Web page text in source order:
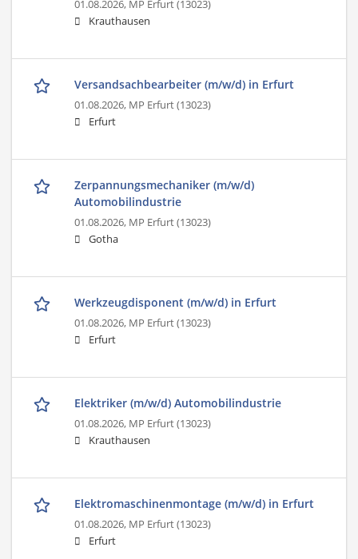
01.08.2026, MP Erfurt (13023)
Krauthausen
Versandsachbearbeiter (m/w/d) in Erfurt
01.08.2026, MP Erfurt (13023)
Erfurt
Zerpannungsmechaniker (m/w/d)
Automobilindustrie
01.08.2026, MP Erfurt (13023)
Gotha
Werkzeugdisponent (m/w/d) in Erfurt
01.08.2026, MP Erfurt (13023)
Erfurt
Elektriker (m/w/d) Automobilindustrie
01.08.2026, MP Erfurt (13023)
Krauthausen
Elektromaschinenmontage (m/w/d) in Erfurt
01.08.2026, MP Erfurt (13023)
Erfurt